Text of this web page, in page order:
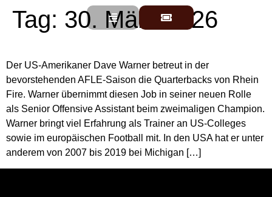
Tag: 30. März 2026
Der US-Amerikaner Dave Warner betreut in der
bevorstehenden AFLE-Saison die Quarterbacks von Rhein
Fire. Warner übernimmt diesen Job in seiner neuen Rolle
als Senior Offensive Assistant beim zweimaligen Champion.
Warner bringt viel Erfahrung als Trainer an US-Colleges
sowie im europäischen Football mit. In den USA hat er unter
anderem von 2007 bis 2019 bei Michigan […]